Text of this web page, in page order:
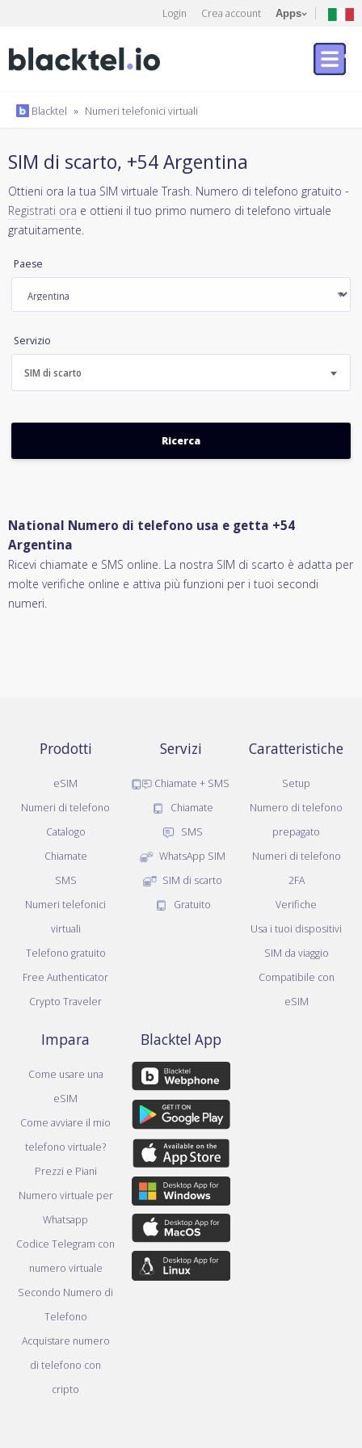
Login Crea account Apps
Blacktel » Numeri telefonici virtuali
SIM di scarto, +54 Argentina
Ottieni ora la tua SIM virtuale Trash. Numero di telefono gratuito -
Registrati ora e ottieni il tuo primo numero di telefono virtuale
gratuitamente.
Paese
Servizio
SIM di scarto
National Numero di telefono usa e getta +54
Argentina
Ricevi chiamate e SMS online. La nostra SIM di scarto è adatta per
molte verifiche online e attiva più funzioni per i tuoi secondi
numeri.
Prodotti
eSIM
Numeri di telefono
Catalogo
Chiamate
SMS
Numeri telefonici
virtuali
Telefono gratuito
Free Authenticator
Crypto Traveler
Servizi
Chiamate + SMS
Chiamate
SMS
WhatsApp SIM
SIM di scarto
Gratuito
Caratteristiche
Setup
Numero di telefono
prepagato
Numeri di telefono
2FA
Verifiche
Usa i tuoi dispositivi
SIM da viaggio
Compatibile con
eSIM
Impara
Come usare una
eSIM
Come avviare il mio
telefono virtuale?
Prezzi e Piani
Numero virtuale per
Whatsapp
Codice Telegram con
numero virtuale
Secondo Numero di
Telefono
Acquistare numero
di telefono con
cripto
Blacktel App